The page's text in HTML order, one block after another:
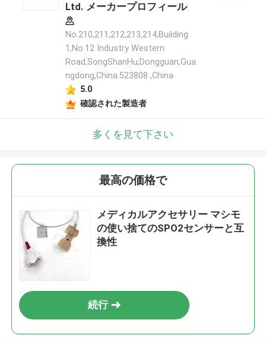
Ltd. メーカープロフィール
No.210,211,212,213,214,Building
1,No.12 Industry Western
Road,SongShanHu,Dongguan,Gua
ngdong,China.523808 ,China
5.0
確認された製造者
多くを見て下さい
最高の価格で
メディカルアクセサリー マシモ
の使い捨てのSPO2センサーと互
換性
続行